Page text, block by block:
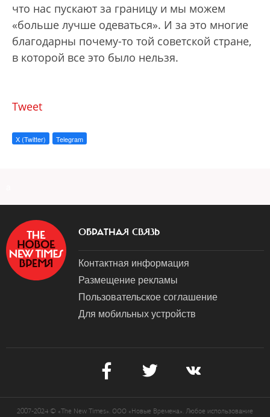
что нас пускают за границу и мы можем
«больше лучше одеваться». И за это многие
благодарны почему-то той советской стране,
в которой все это было нельзя.
Tweet
X (Twitter) Telegram
ОБРАТНАЯ СВЯЗЬ
Контактная информация
Размещение рекламы
Пользовательское соглашение
Для мобильных устройств
2007-2024 © «The New Times». ООО «Новые Времена». Любое использование